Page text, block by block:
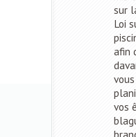
sur
Loi
afin
vos